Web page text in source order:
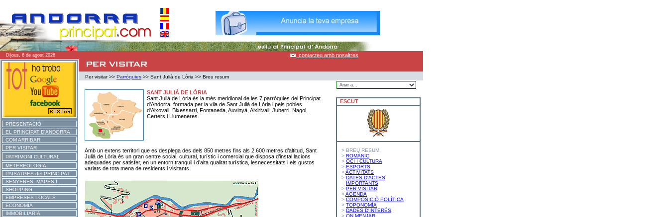
Dijous, 6 de agost 2026 contacteu amb nosaltres
PRESENTACIÓ
EL PRINCIPAT D'ANDORRA
COM ARRIBAR
PER VISITAR
PATRIMONI CULTURAL
METEREOLOGIA
PAISATGES del PRINCIPAT
SENYERES, MAPES I ...
SHOPPING
EMPRESES LOCALS
ECONOMÍA
IMMOBILIÀRIA
Per visitar >> Parròquies >> Sant Julià de Lòria >> Breu resum
SANT JULIÀ DE LÒRIA
Sant Julià de Lòria és la més meridional de les 7 parròquies del Principat
d'Andorra, formada per la vila de Sant Julià de Lòria i pels pobles
d'Aixovall, Bixessarri, Fontaneda, Auvinyà, Aixirivall, Juberri, Nagol,
Certers i Llumeneres.
Amb un extens territori que es desplega des dels 850 metres fins als 2.600 metres d’altitud, Sant
Julià de Lòria és un gran centre social, cultural, turístic i comercial que disposa d’instal.lacions
adequades per satisfer, en un entorn tranquil i d’alta qualitat turística, lesnecessitats i els gustos
variats de tota mena de residents i visitants.
ESCUT
> BREU RESUM
> ROMÀNIC
> OCI I CULTURA
> ESPORTS
>ACTIVITATS
> DATES D'ACTES
IMPORTANTS
> PER VISITAR
>AGENDA
> COMPOSICIÓ POLÍTICA
> TOPONOMÍA
> DADES D'INTERÉS
> ON MENJAR